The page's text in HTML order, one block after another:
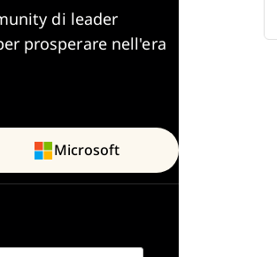
di leader
prosperare nell'era
Microsoft